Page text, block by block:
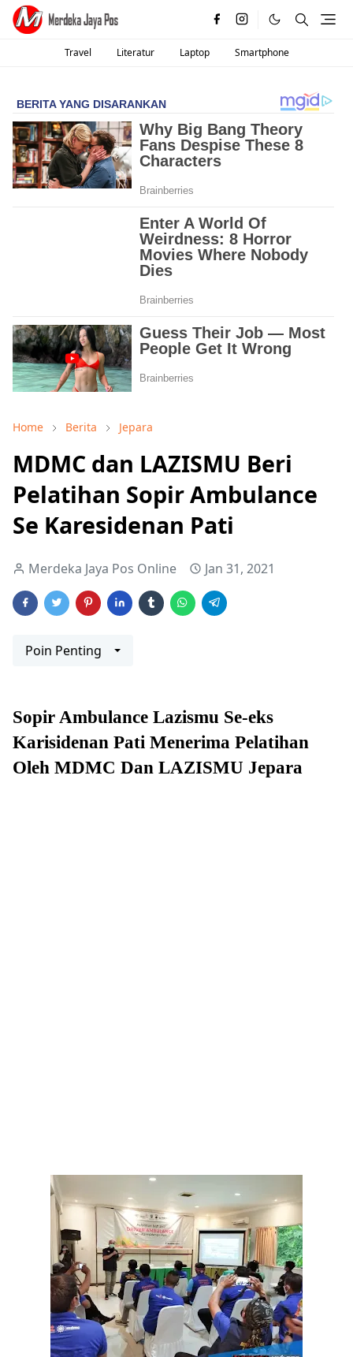
Travel Literatur Laptop Smartphone
Home Berita Jepara
MDMC dan LAZISMU Beri
Pelatihan Sopir Ambulance
Se Karesidenan Pati
Merdeka Jaya Pos Online Jan 31, 2021
Poin Penting
Sopir Ambulance Lazismu Se-eks
Karisidenan Pati Menerima Pelatihan
Oleh MDMC Dan LAZISMU Jepara